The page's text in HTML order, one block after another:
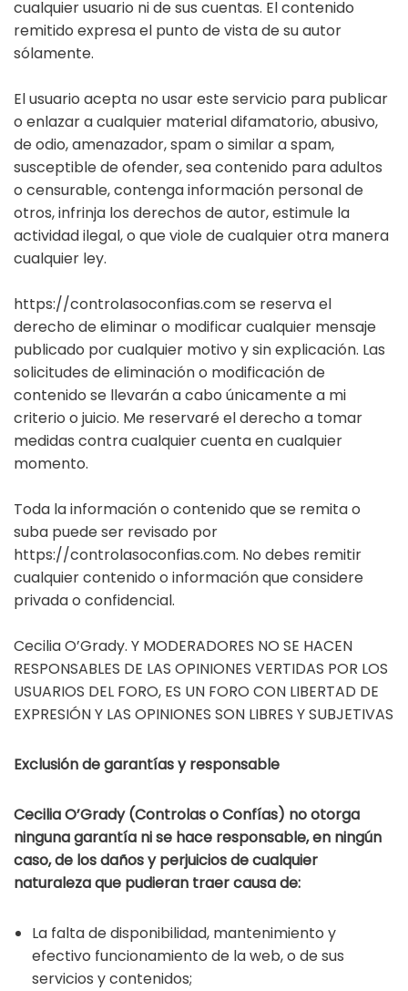
cualquier usuario ni de sus cuentas. El contenido
remitido expresa el punto de vista de su autor
sólamente.
El usuario acepta no usar este servicio para publicar
o enlazar a cualquier material difamatorio, abusivo,
de odio, amenazador, spam o similar a spam,
susceptible de ofender, sea contenido para adultos
o censurable, contenga información personal de
otros, infrinja los derechos de autor, estimule la
actividad ilegal, o que viole de cualquier otra manera
cualquier ley.
https://controlasoconfias.com se reserva el
derecho de eliminar o modificar cualquier mensaje
publicado por cualquier motivo y sin explicación. Las
solicitudes de eliminación o modificación de
contenido se llevarán a cabo únicamente a mi
criterio o juicio. Me reservaré el derecho a tomar
medidas contra cualquier cuenta en cualquier
momento.
Toda la información o contenido que se remita o
suba puede ser revisado por
https://controlasoconfias.com. No debes remitir
cualquier contenido o información que considere
privada o confidencial.
Cecilia O’Grady. Y MODERADORES NO SE HACEN
RESPONSABLES DE LAS OPINIONES VERTIDAS POR LOS
USUARIOS DEL FORO, ES UN FORO CON LIBERTAD DE
EXPRESIÓN Y LAS OPINIONES SON LIBRES Y SUBJETIVAS
Exclusión de garantías y responsable
Cecilia O’Grady (Controlas o Confías) no otorga
ninguna garantía ni se hace responsable, en ningún
caso, de los daños y perjuicios de cualquier
naturaleza que pudieran traer causa de:
La falta de disponibilidad, mantenimiento y
efectivo funcionamiento de la web, o de sus
servicios y contenidos;